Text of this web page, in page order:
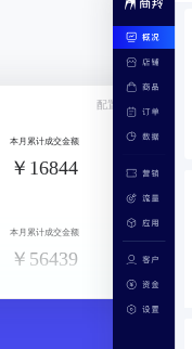
配置目标
本月累计成交金额
￥16844
本月累计成交金额
￥56439